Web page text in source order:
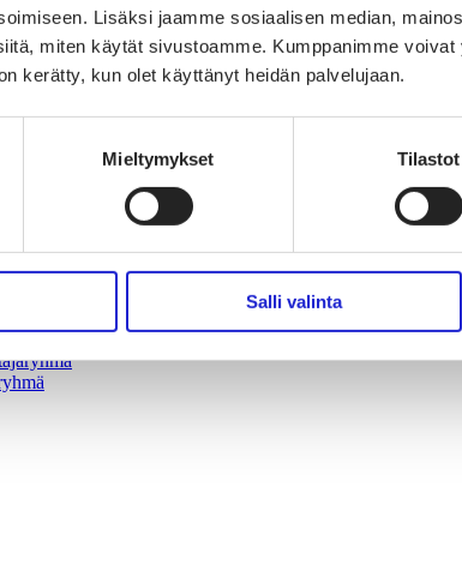
Lisäksi jaamme sosiaalisen median,
miten käytät sivustoamme. Kumppanimme
kerätty, kun olet käyttänyt heidän palvelujaan.
Mieltymykset Tilastot
Salli valinta
tekstiili- ja muotialan Suomessa ja Euroopassa
suunnannäyttäjä
vaikuttajaryhmä